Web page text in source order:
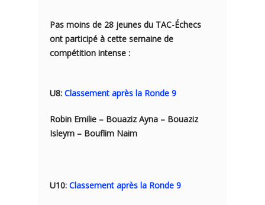
Pas moins de 28 jeunes du TAC-Échecs
ont participé à cette semaine de
compétition intense :
U8: Classement après la Ronde 9
Robin Emilie – Bouaziz Ayna – Bouaziz
Isleym – Bouflim Naim
U10: Classement après la Ronde 9